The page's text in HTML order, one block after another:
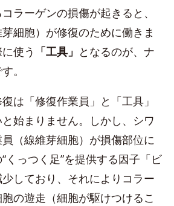
ラーゲンの損傷が起きると、
細胞）が修復のために働きま
使う 「工具」 となるのが、ナ
。
は「修復作業員」と「工具」
始まりません。しかし、シワ
（線維芽細胞）が損傷部位に
くっつく足”を提供する因子「ビ
しており、それによりコラー
の遊走（細胞が駆けつけるこ